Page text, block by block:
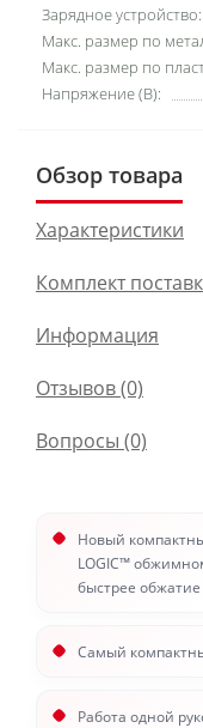
Зарядное устройство:
Макс. размер по
Макс. размер по
Напряжение (В):
Обзор товара
Характеристики
Комплект
Информация
Отзывов (0)
Вопросы (0)
Новый
LOGIC™
быстрее
Самый
Работа одной